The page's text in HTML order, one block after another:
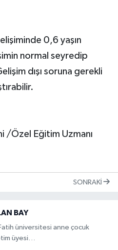
0,6 yaşın
normal seyredip
dışı soruna gerekli
/Özel Eğitim Uzmanı
SONRAKI
BAY
üniversitesi anne çocuk
üyesi…